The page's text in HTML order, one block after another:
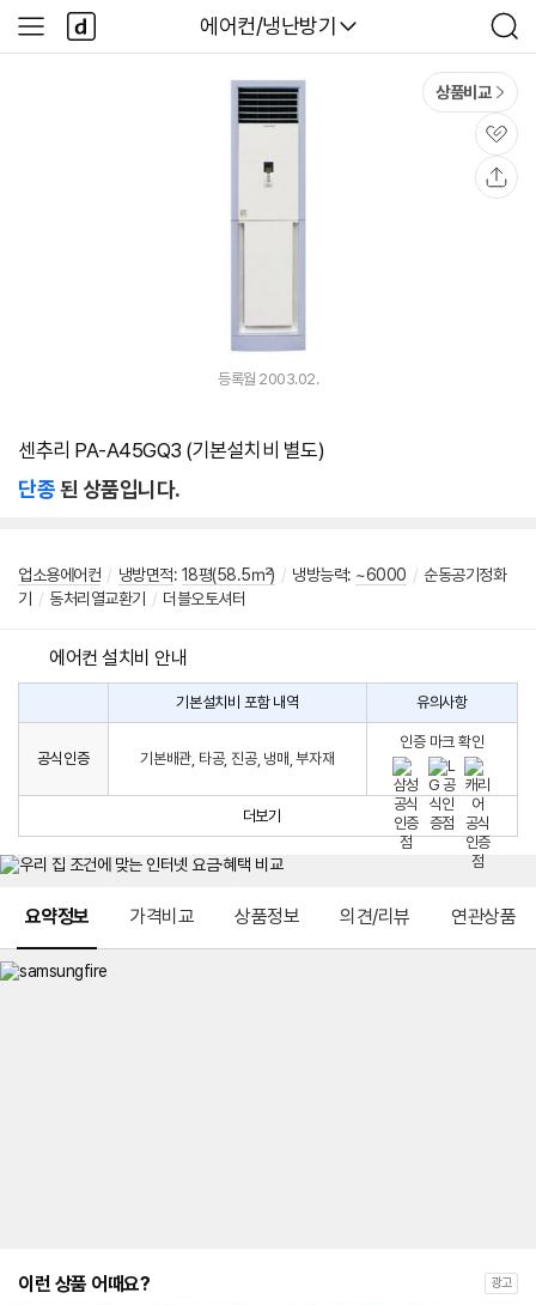
다나와
에어컨/냉난방기
검
색
사
이
다
나
와
상품비교
관
심
등록월 2003.02.
센추리 PA-A45GQ3 (기본설치비 별도)
단종된 상품입니다.
업소용에어컨 / 냉방면적: 18평(58.5㎡) / 냉방능력: ~6000 / 순동공기정화
기
/ 동처리열교환기 / 더블오토셔터
에어컨 설치비 안내
구
시
생
는
치
비
컨
설
기본설치비 포함 내역 유의사항
공식인증 기본배관, 타공, 진공, 냉매, 부자재
인증 마크 확인
더보기
요약정보 가격비교 상품정보 의견/리뷰 연관상품
이런 상품 어때요? 광고